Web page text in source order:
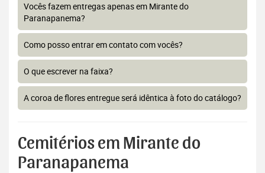
Vocês fazem entregas apenas em Mirante do
Paranapanema?
Como posso entrar em contato com vocês?
O que escrever na faixa?
A coroa de flores entregue será idêntica à foto do catálogo?
Cemitérios em Mirante do
Paranapanema